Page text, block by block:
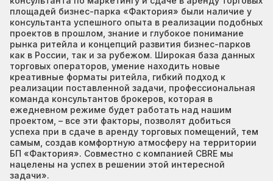
площадей бизнес-парка «Фактория» были наличие у
консультанта успешного опыта в реализации подобных
проектов в прошлом, знание и глубокое понимание
рынка ритейла и концепций развития бизнес-парков
как в России, так и за рубежом. Широкая база данных
торговых операторов, умение находить новые
креативные форматы ритейла, гибкий подход к
реализации поставленной задачи, профессиональная
команда консультантов брокеров, которая в
ежедневном режиме будет работать над нашим
проектом, – все эти факторы, позволят добиться
успеха при в сдаче в аренду торговых помещений, тем
самым, создав комфортную атмосферу на территории
БП «Фактория». Совместно с компанией CBRE мы
нацелены на успех в решении этой интересной
задачи».